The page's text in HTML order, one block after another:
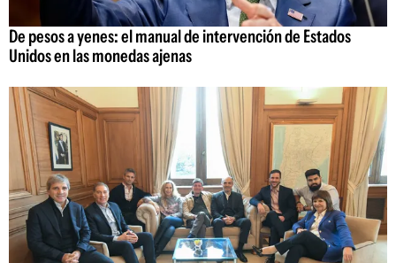
De pesos a yenes: el manual de intervención de Estados
Unidos en las monedas ajenas